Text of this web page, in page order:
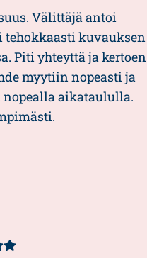
Välittäjä antoi
kuvauksen
Piti yhteyttä ja kertoen
myytiin nopeasti ja
aikataululla.